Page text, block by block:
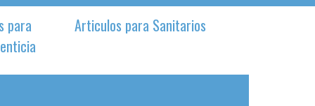
para
Articulos para Sanitarios